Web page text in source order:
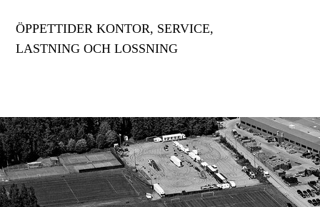
ÖPPETTIDER KONTOR, SERVICE,
LASTNING OCH LOSSNING